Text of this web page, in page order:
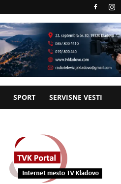
SPORT SERVISNE VESTI